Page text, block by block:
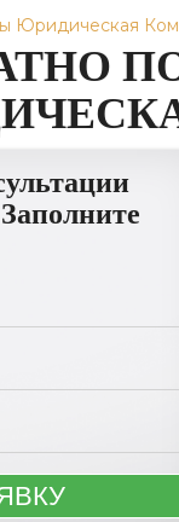
Юридическая